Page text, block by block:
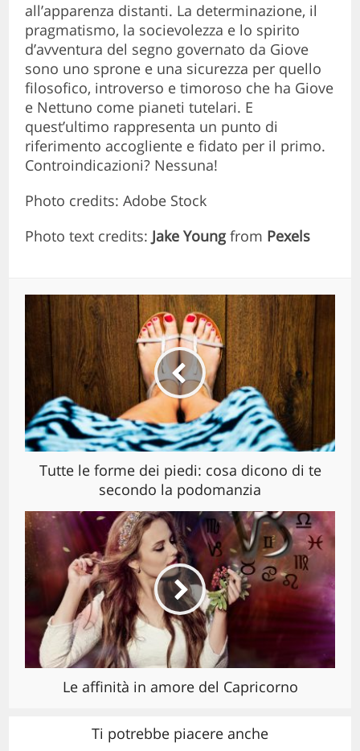
all’apparenza distanti. La determinazione, il
pragmatismo, la socievolezza e lo spirito
d’avventura del segno governato da Giove
sono uno sprone e una sicurezza per quello
filosofico, introverso e timoroso che ha Giove
e Nettuno come pianeti tutelari. E
quest’ultimo rappresenta un punto di
riferimento accogliente e fidato per il primo.
Controindicazioni? Nessuna!
Photo credits: Adobe Stock
Photo text credits: Jake Youngfrom Pexels
Tutte le forme dei piedi: cosa dicono di te
secondo la podomanzia
Le affinità in amore del Capricorno
Ti potrebbe piacere anche